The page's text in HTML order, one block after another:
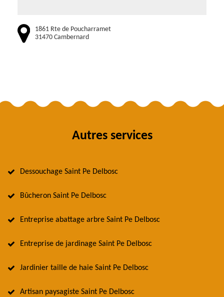
1861 Rte de Poucharramet
31470 Cambernard
Autres services
Dessouchage Saint Pe Delbosc
Bûcheron Saint Pe Delbosc
Entreprise abattage arbre Saint Pe Delbosc
Entreprise de jardinage Saint Pe Delbosc
Jardinier taille de haie Saint Pe Delbosc
Artisan paysagiste Saint Pe Delbosc